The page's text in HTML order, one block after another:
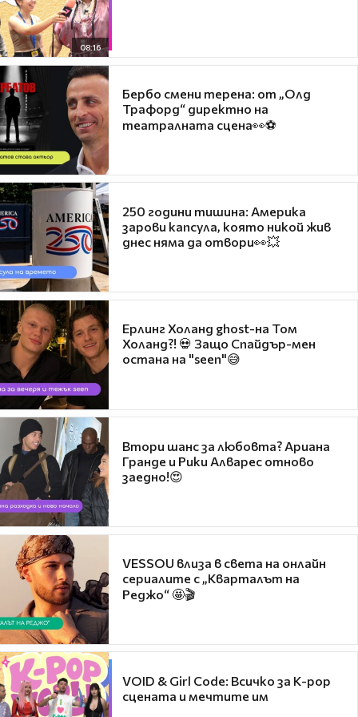
08:16
Бербо смени терена: от „Олд
Трафорд“ директно на
театралната сцена👀⚽
250 години тишина: Америка
зарови капсула, която никой жив
днес няма да отвори👀💥
Ерлинг Холанд ghost-на Том
Холанд?! 💀 Защо Спайдър-мен
остана на "seen"😅
Втори шанс за любовта? Ариана
Гранде и Рики Алварес отново
заедно!😍
VESSOU влиза в света на онлайн
сериалите с „Кварталът на
Реджо“ 🤩🎬
VOID & Girl Code: Всичко за K-pop
сцената и мечтите им